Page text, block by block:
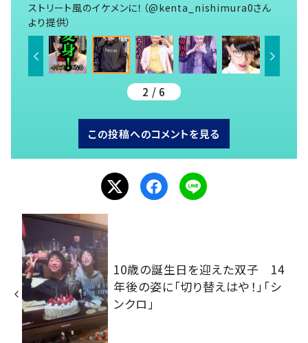
ストリート風のイケメンに！（@kenta_nishimura0さん
より提供）
2 / 6
この投稿へのコメントを見る
10歳の誕生日を迎えた双子 14
年後の姿に「切り替えはや！」「シ
ンクロ」